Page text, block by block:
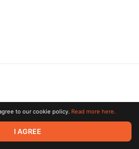
All rights reserved. All trademarks
owners.
to our cookie policy. Read more here.
I AGREE